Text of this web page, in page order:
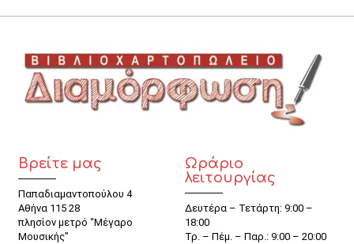
Βρείτε μας
Παπαδιαμαντοπούλου 4
Αθήνα 115 28
πλησίον μετρό “Μέγαρο
Μουσικής”
Ωράριο
λειτουργίας
Δευτέρα – Τετάρτη: 9:00 –
18:00
Τρ. – Πέμ. – Παρ.: 9:00 – 20:00